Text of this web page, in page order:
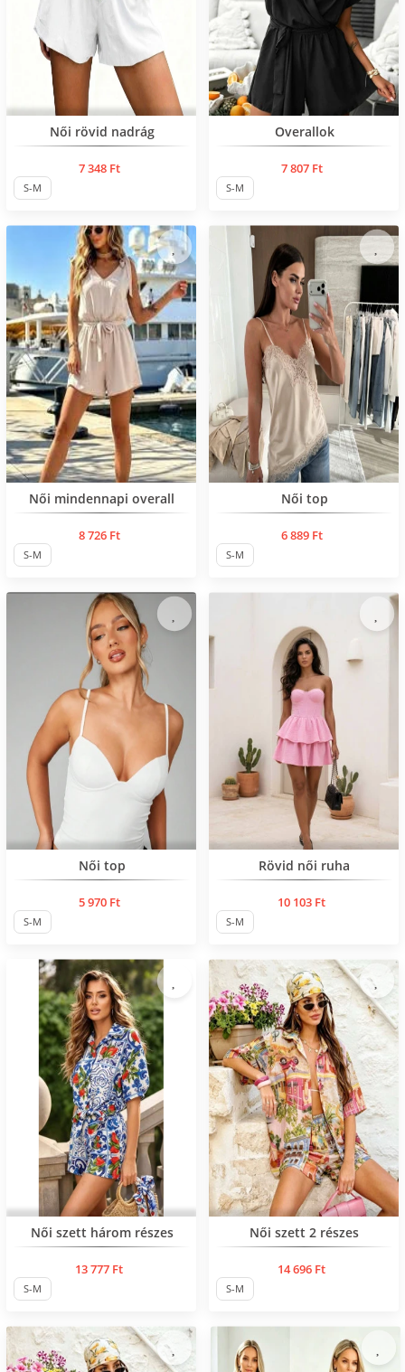
Нов продукт
Női rövid nadrág
7 348 Ft
S-M
Нов продукт
Overallok
7 807 Ft
S-M
Нов продукт
Női mindennapi overall
8 726 Ft
S-M
Нов продукт
Női top
6 889 Ft
S-M
Нов продукт
Női top
5 970 Ft
S-M
Нов продукт
Rövid női ruha
10 103 Ft
S-M
Нов продукт
Női szett három részes
13 777 Ft
S-M
Нов продукт
Női szett 2 részes
14 696 Ft
S-M